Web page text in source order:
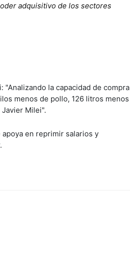
adquisitivo de los sectores
la capacidad de compra
menos de pollo, 126 litros menos
Milei".
en reprimir salarios y